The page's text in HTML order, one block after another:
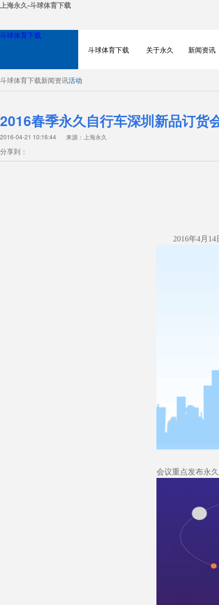
上海永久-斗球体育下载
斗球体育下载
斗球体育下载
关于永久 新闻资讯
斗球体育下载新闻资讯活动
2016春季永久自行车深圳新品订货
2016-04-21 10:16:44 来源：上海永久
分享到：
2016年4月14
会议重点发布永